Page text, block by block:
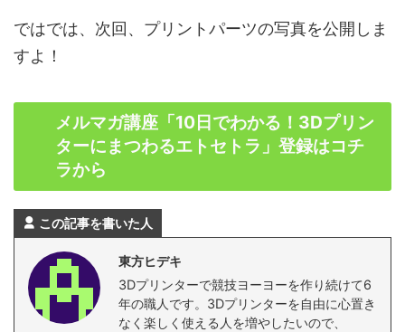
ではでは、次回、プリントパーツの写真を公開しま
すよ！
メルマガ講座「10日でわかる！3Dプリン
ターにまつわるエトセトラ」登録はコチ
ラから
この記事を書いた人
東方ヒデキ
3Dプリンターで競技ヨーヨーを作り続けて6
年の職人です。3Dプリンターを自由に心置き
なく楽しく使える人を増やしたいので、